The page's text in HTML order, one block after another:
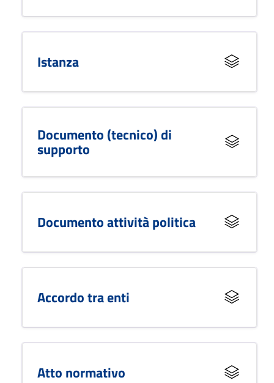
Istanza
Documento (tecnico) di
supporto
Documento attività politica
Accordo tra enti
Atto normativo